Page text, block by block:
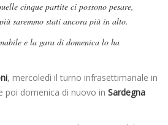
cinque partite ci possono pesare,
saremmo stati ancora più in alto.
e la gara di domenica lo ha
, mercoledì il turno infrasettimanale in
poi domenica di nuovo in Sardegna